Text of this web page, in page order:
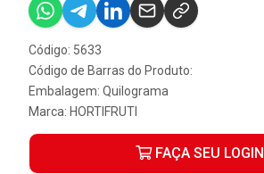
Código: 5633
Código de Barras do Produto:
Embalagem: Quilograma
Marca: HORTIFRUTI
FAÇA SEU LOGIN